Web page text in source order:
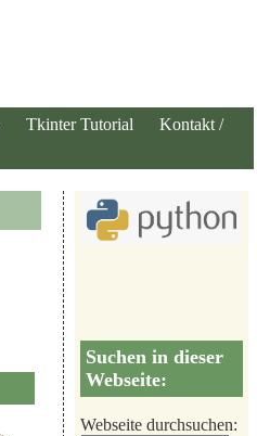
Tkinter Tutorial
Kontakt /
Suchen in dieser
Webseite:
Webseite durchsuchen: